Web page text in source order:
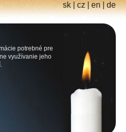
sk|cz|en|de
potrebné pre
využívanie jeho